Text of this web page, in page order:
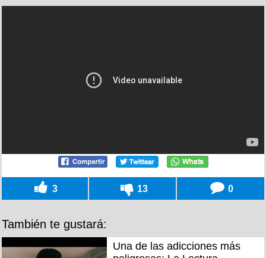
3 13 0
También te gustará:
Una de las adicciones más